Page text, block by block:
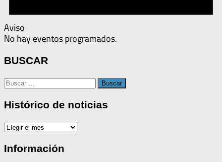
Aviso
No hay eventos programados.
BUSCAR
Buscar:
Histórico de noticias
Histórico
noticias
Información